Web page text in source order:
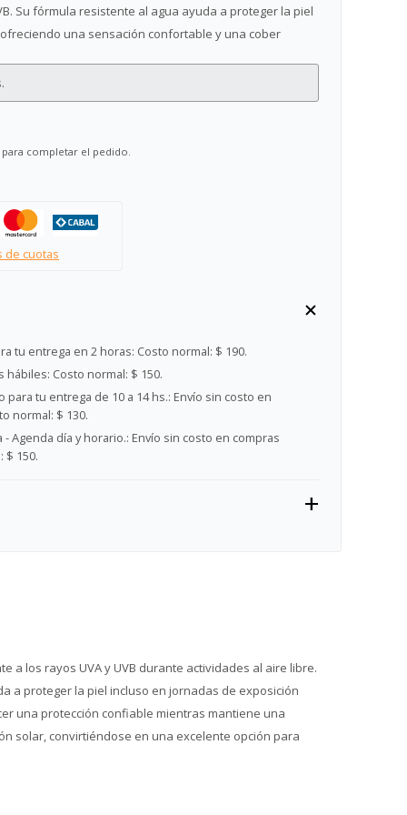
Su fórmula resistente al agua ayuda a proteger la piel
una sensación confortable y una cober
completar el pedido.
de cuotas
tu entrega en 2 horas: Costo normal: $ 190.
hábiles: Costo normal: $ 150.
tu entrega de 10 a 14 hs.: Envío sin costo en
normal: $ 130.
Agenda día y horario.: Envío sin costo en compras
$ 150.
a los rayos UVA y UVB durante actividades al aire libre.
a proteger la piel incluso en jornadas de exposición
una protección confiable mientras mantiene una
solar, convirtiéndose en una excelente opción para